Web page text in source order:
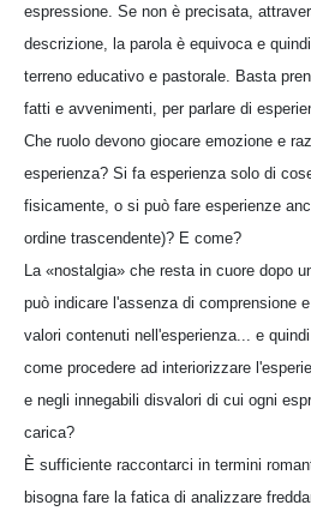
espressione. Se non è precisata,
descrizione, la parola è equivoca e
terreno educativo e pastorale. Basta
fatti e avvenimenti, per parlare di
Che ruolo devono giocare emozione e
esperienza? Si fa esperienza solo di
fisicamente, o si può fare esperienze
ordine trascendente)? E come?
La «nostalgia» che resta in cuore dopo
può indicare l'assenza di comprensione
valori contenuti nell'esperienza... e
come procedere ad interiorizzare
e negli innegabili disvalori di cui ogni
carica?
È sufficiente raccontarci in termini
bisogna fare la fatica di analizzare